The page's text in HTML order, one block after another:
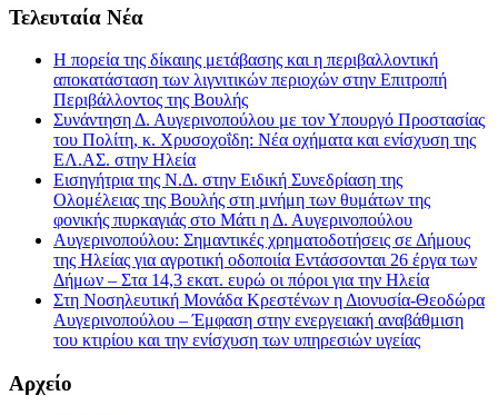
Τελευταία Νέα
Η πορεία της δίκαιης μετάβασης και η περιβαλλοντική
αποκατάσταση των λιγνιτικών περιοχών στην Επιτροπή
Περιβάλλοντος της Βουλής
Συνάντηση Δ. Αυγερινοπούλου με τον Υπουργό Προστασίας
του Πολίτη, κ. Χρυσοχοΐδη: Νέα οχήματα και ενίσχυση της
ΕΛ.ΑΣ. στην Ηλεία
Εισηγήτρια της Ν.Δ. στην Ειδική Συνεδρίαση της
Ολομέλειας της Βουλής στη μνήμη των θυμάτων της
φονικής πυρκαγιάς στο Μάτι η Δ. Αυγερινοπούλου
Αυγερινοπούλου: Σημαντικές χρηματοδοτήσεις σε Δήμους
της Ηλείας για αγροτική οδοποιία Εντάσσονται 26 έργα των
Δήμων – Στα 14,3 εκατ. ευρώ οι πόροι για την Ηλεία
Στη Νοσηλευτική Μονάδα Κρεστένων η Διονυσία-Θεοδώρα
Αυγερινοπούλου – Έμφαση στην ενεργειακή αναβάθμιση
του κτιρίου και την ενίσχυση των υπηρεσιών υγείας
Αρχείο